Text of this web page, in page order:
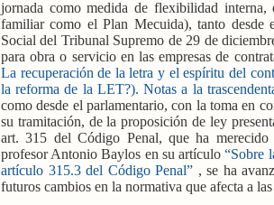
jornada como medida de flexibilidad
familiar como el Plan Mecuida), tanto desde
Social del Tribunal Supremo de 29 de
para obra o servicio en las empresas de
La recuperación de la letra y el espíritu del
la reforma de la LET?). Notas a la
como desde el parlamentario, con la toma en
su tramitación, de la proposición de ley
art. 315 del Código Penal, que ha
profesor Antonio Baylos en su artículo“Sobre
artículo 315.3 del Código Penal” , se ha
futuros cambios en la normativa que afecta a